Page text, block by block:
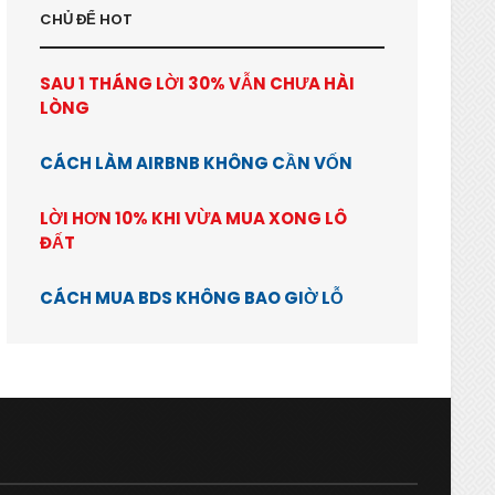
CHỦ ĐỂ HOT
SAU 1 THÁNG LỜI 30% VẪN CHƯA HÀI
LÒNG
CÁCH LÀM AIRBNB KHÔNG CẦN VỐN
LỜI HƠN 10% KHI VỪA MUA XONG LÔ
ĐẤT
CÁCH MUA BDS KHÔNG BAO GIỜ LỖ